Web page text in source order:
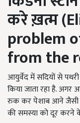
करे ख़त्म (
problem
from the
आयुर्वेद में सदियों से
किया जाता रहा है.
रुक कर पेशाब आने जैसी
की समस्या को दूर करने के